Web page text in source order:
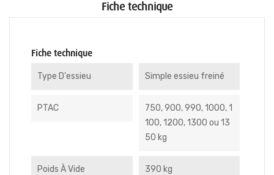
Fiche technique
Fiche technique
Type D'essieu Simple essieu freiné
PTAC
750, 900, 990, 1000, 1
100, 1200, 1300 ou 13
50 kg
Poids À Vide 390 kg